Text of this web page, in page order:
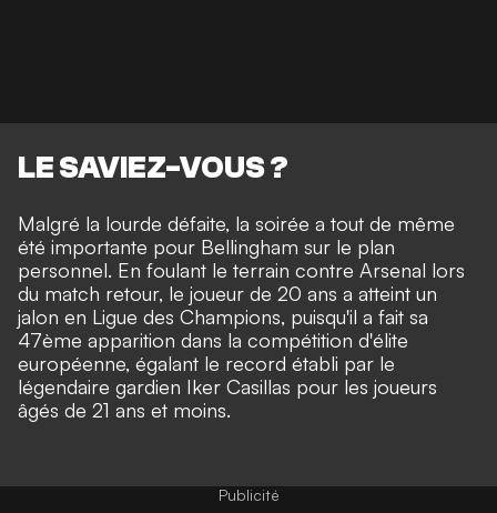
LE SAVIEZ-VOUS ?
Malgré la lourde défaite, la soirée a tout de même
été importante pour Bellingham sur le plan
personnel. En foulant le terrain contre Arsenal lors
du match retour, le joueur de 20 ans a atteint un
jalon en Ligue des Champions, puisqu'il a fait sa
47ème apparition dans la compétition d'élite
européenne, égalant le record établi par le
légendaire gardien Iker Casillas pour les joueurs
âgés de 21 ans et moins.